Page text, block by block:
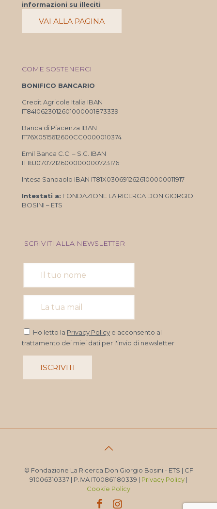
informazioni su illeciti
VAI ALLA PAGINA
COME SOSTENERCI
BONIFICO BANCARIO
Credit Agricole Italia IBAN
IT84I0623012601000001873339
Banca di Piacenza IBAN
IT76X0515612600CC0000010374
Emil Banca C.C. – S.C. IBAN
IT18J0707212600000000723176
Intesa Sanpaolo IBAN IT81X0306912626100000011917
Intestati a: FONDAZIONE LA RICERCA DON GIORGIO
BOSINI – ETS
ISCRIVITI ALLA NEWSLETTER
Ho letto la Privacy Policy e acconsento al
trattamento dei miei dati per l'invio di newsletter
© Fondazione La Ricerca Don Giorgio Bosini - ETS | CF
91006310337 | P.IVA IT00861180339 | Privacy Policy |
Cookie Policy